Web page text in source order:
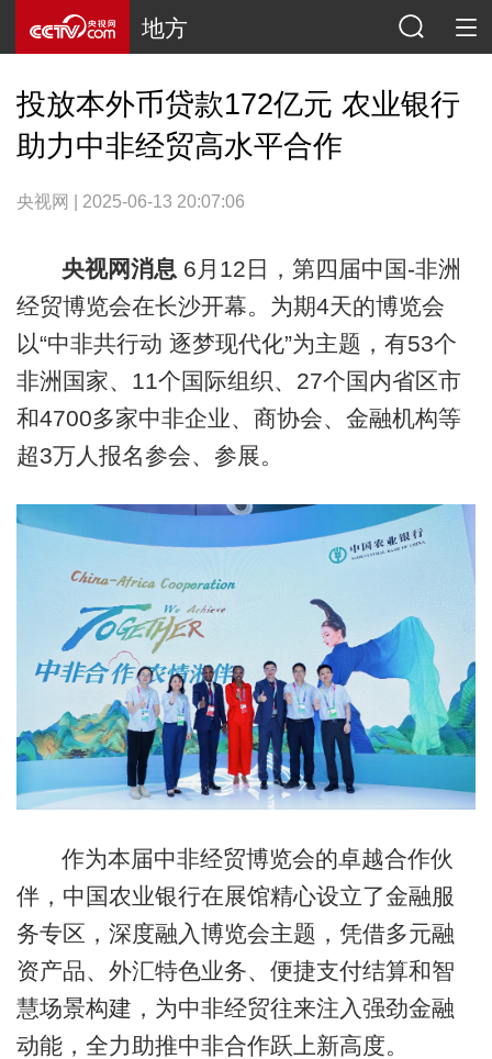
地方
投放本外币贷款172亿元 农业银行
助力中非经贸高水平合作
央视网 | 2025-06-13 20:07:06
央视网消息 6月12日，第四届中国-非洲
经贸博览会在长沙开幕。为期4天的博览会
以“中非共行动 逐梦现代化”为主题，有53个
非洲国家、11个国际组织、27个国内省区市
和4700多家中非企业、商协会、金融机构等
超3万人报名参会、参展。
作为本届中非经贸博览会的卓越合作伙
伴，中国农业银行在展馆精心设立了金融服
务专区，深度融入博览会主题，凭借多元融
资产品、外汇特色业务、便捷支付结算和智
慧场景构建，为中非经贸往来注入强劲金融
动能，全力助推中非合作跃上新高度。